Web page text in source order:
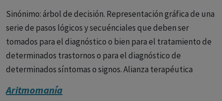
Sinónimo: árbol de decisión. Representación gráfica de una
serie de pasos lógicos y secuénciales que deben ser
tomados para el diagnóstico o bien para el tratamiento de
determinados trastornos o para el diagnóstico de
determinados síntomas o signos. Alianza terapéutica
Aritmomanía